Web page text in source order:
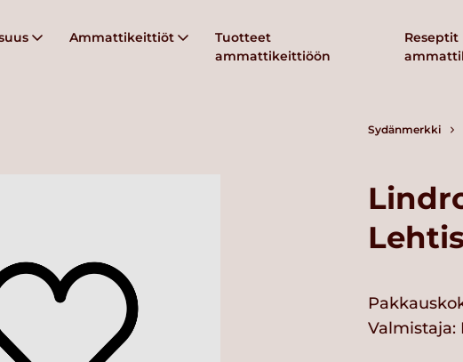
Ammattikeittiöt
Tuotteet
ammattikeittiöön
Reseptit
Sydänmerkki
Valmistaja: